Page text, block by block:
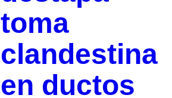
toma
clandestina
en ductos